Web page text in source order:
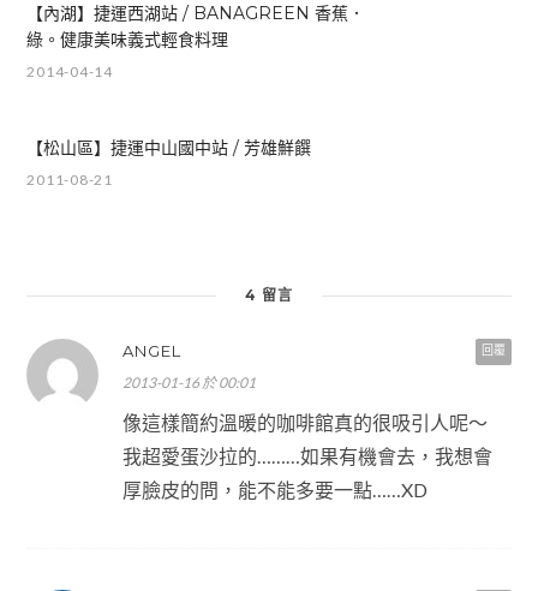
【內湖】捷運西湖站 / BANAGREEN 香蕉．
綠。健康美味義式輕食料理
2014-04-14
【松山區】捷運中山國中站 / 芳雄鮮饌
2011-08-21
4 留言
回覆
ANGEL
2013-01-16 於 00:01
像這樣簡約溫暖的咖啡館真的很吸引人呢～
我超愛蛋沙拉的………如果有機會去，我想會
厚臉皮的問，能不能多要一點……XD